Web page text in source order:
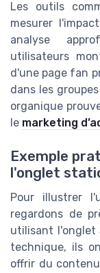
Les outils
mesurer
analyse
utilisateurs
d'une page fan
dans les
organique
le marketing
Exemple
l'onglet
Pour illustrer
regardons de
utilisant l'onglet
technique, ils
offrir du